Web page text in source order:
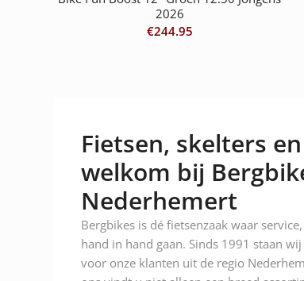
2026
€244.95
Fietsen, skelters
welkom bij
Nederhemert
Bergbikes is dé fietsenzaak waar
hand in hand gaan. Sinds 1991 staan
voor onze klanten uit de regio